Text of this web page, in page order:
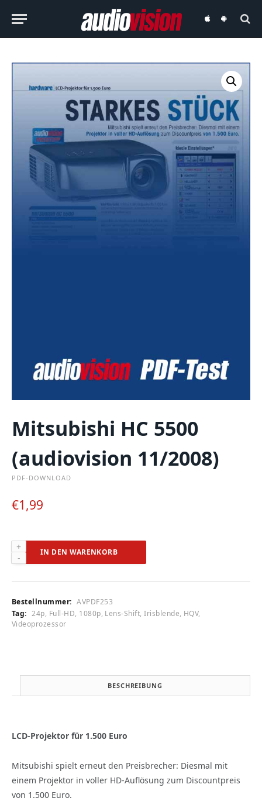
audiovisionaudiovision
Mitsubishi HC 5500
(audiovision 11/2008)
PDF-DOWNLOAD
€1,99
Mitsubishi
HC
(audiovision
Menge
IN DEN WARENKORB
Bestellnummer: AVPDF253
Tag: 24p, Full-HD, 1080p, Lens-Shift, Irisblende, HQV,
Videoprozessor
BESCHREIBUNG
LCD-Projektor für 1.500 Euro
Mitsubishi spielt erneut den Preisbrecher: Diesmal mit
einem Projektor in voller HD-Auflösung zum Discountpreis
von 1.500 Euro.